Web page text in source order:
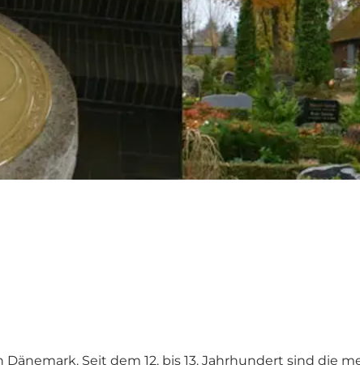
Seit dem 12. bis 13. Jahrhundert sind die